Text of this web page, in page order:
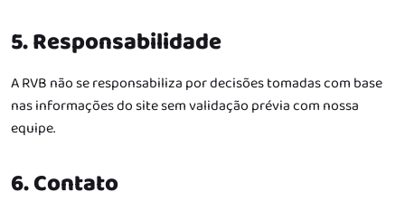
5. Responsabilidade
A RVB não se responsabiliza por decisões tomadas com base
nas informações do site sem validação prévia com nossa
equipe.
6. Contato